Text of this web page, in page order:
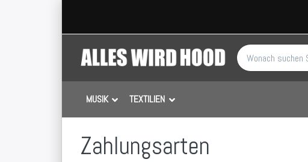
MUSIK TEXTILIEN
Zahlungsarten